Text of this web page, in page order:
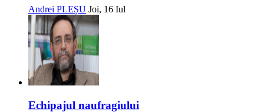
Andrei PLEȘU Joi, 16 Iul
Echipajul naufragiului